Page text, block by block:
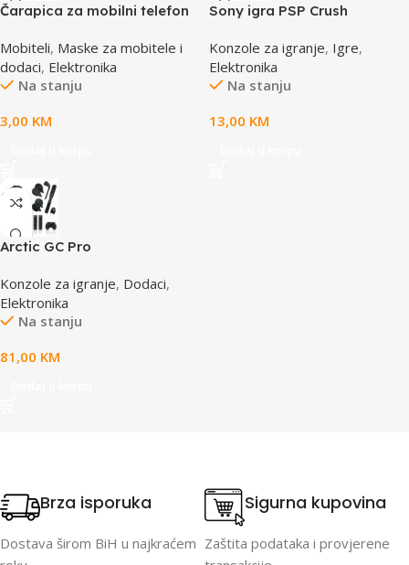
Čarapica za mobilni telefon
65x100mm
Mobiteli, Maske za mobitele i
dodaci, Elektronika
Na stanju
3,00 KM
Sony igra PSP Crush
Konzole za igranje, Igre,
Elektronika
Na stanju
13,00 KM
Arctic GC Pro
Konzole za igranje, Dodaci,
Elektronika
Na stanju
81,00 KM
Brza isporuka
Dostava širom BiH u najkraćem
Sigurna kupovina
Zaštita podataka i provjerene